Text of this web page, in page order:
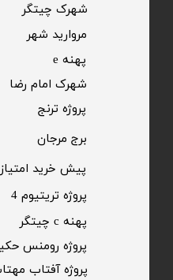
​پروژه ترنج
​شهرک چیتگر
مروارید شهر​​​​​​​
شهرک امام رضا
پهنه e
برج مرجان
پیش خرید امتیاز
​پروژه آفتاب
پروژه رومنس
پهنه c چیتگر
پروژه تریتیوم 4